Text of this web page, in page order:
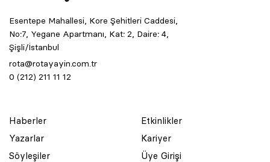
Esentepe Mahallesi, Kore Şehitleri Caddesi,
No:7, Yegane Apartmanı, Kat: 2, Daire: 4,
Şişli/İstanbul
rota@rotayayin.com.tr
0 (212) 211 11 12
Haberler
Yazarlar
Söyleşiler
Etkinlikler
Kariyer
Üye Girişi